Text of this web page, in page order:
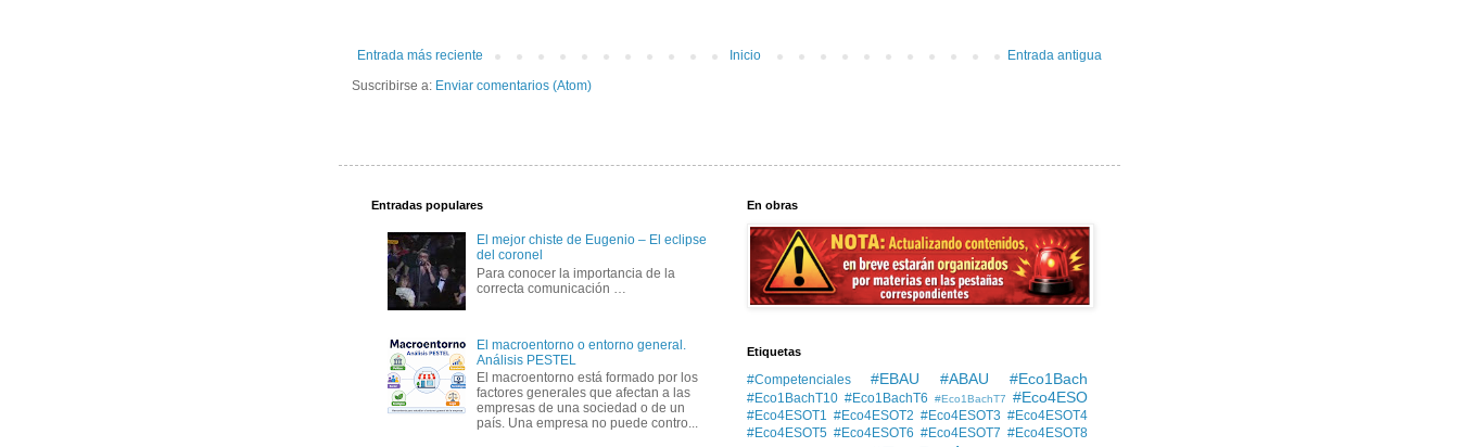
Entrada más reciente Entrada antigua
Inicio
Suscribirse a: Enviar comentarios (Atom)
Entradas populares
El mejor chiste de Eugenio – El eclipse
del coronel
Para conocer la importancia de la
correcta comunicación …
El macroentorno o entorno general.
Análisis PESTEL
El macroentorno está formado por los
factores generales que afectan a las
empresas de una sociedad o de un
país. Una empresa no puede contro...
En obras
Etiquetas
#Competenciales #EBAU #ABAU #Eco1Bach
#Eco1BachT10 #Eco1BachT6 #Eco1BachT7 #Eco4ESO
#Eco4ESOT1 #Eco4ESOT2 #Eco4ESOT3 #Eco4ESOT4
#Eco4ESOT5 #Eco4ESOT6 #Eco4ESOT7 #Eco4ESOT8